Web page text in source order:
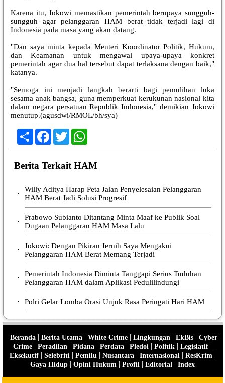
Karena itu, Jokowi memastikan pemerintah berupaya sungguh-
sungguh agar pelanggaran HAM berat tidak terjadi lagi di
Indonesia pada masa yang akan datang.
"Dan saya minta kepada Menteri Koordinator Politik, Hukum,
dan Keamanan untuk mengawal upaya-upaya konkret
pemerintah agar dua hal tersebut dapat terlaksana dengan baik,"
katanya.
"Semoga ini menjadi langkah berarti bagi pemulihan luka
sesama anak bangsa, guna memperkuat kerukunan nasional kita
dalam negara persatuan Republik Indonesia," demikian Jokowi
menutup.(agusdwi/RMOL/bh/sya)
ShareFacebook
TwitterWhatsApp
Berita Terkait HAM
•
Willy Aditya Harap Peta Jalan Penyelesaian Pelanggaran
HAM Berat Jadi Solusi Progresif
•
Prabowo Subianto Ditantang Minta Maaf ke Publik Soal
Dugaan Pelanggaran HAM Masa Lalu
•
Jokowi: Dengan Pikiran Jernih Saya Mengakui
Pelanggaran HAM Berat Memang Terjadi
•
Pemerintah Indonesia Diminta Tanggapi Serius Tuduhan
Pelanggaran HAM dalam Aplikasi Pedulilindungi
• Polri Gelar Lomba Orasi Unjuk Rasa Peringati Hari HAM
Beranda| Berita Utama| White Crime| Lingkungan | EkBis| Cyber
Crime | Peradilan | Pidana | Perdata | Pledoi | Politik | Legislatif |
Eksekutif| Selebriti | Pemilu | Nusantara| Internasional | ResKrim |
Gaya Hidup | Opini Hukum | Profil | Editorial | Index